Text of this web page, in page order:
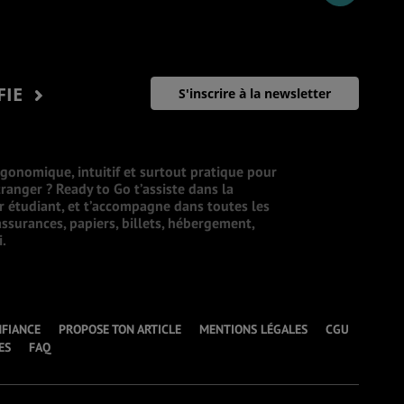
S'inscrire à la newsletter
intuitif et surtout pratique pour
? Ready to Go t’assiste dans la
et t’accompagne dans toutes les
papiers, billets, hébergement,
PROPOSE TON ARTICLE MENTIONS LÉGALES
CGU
FAQ